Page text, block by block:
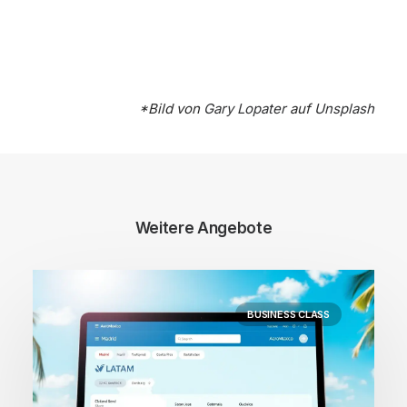
*Bild von Gary Lopaterauf Unsplash
Weitere Angebote
BUSINESS CLASS